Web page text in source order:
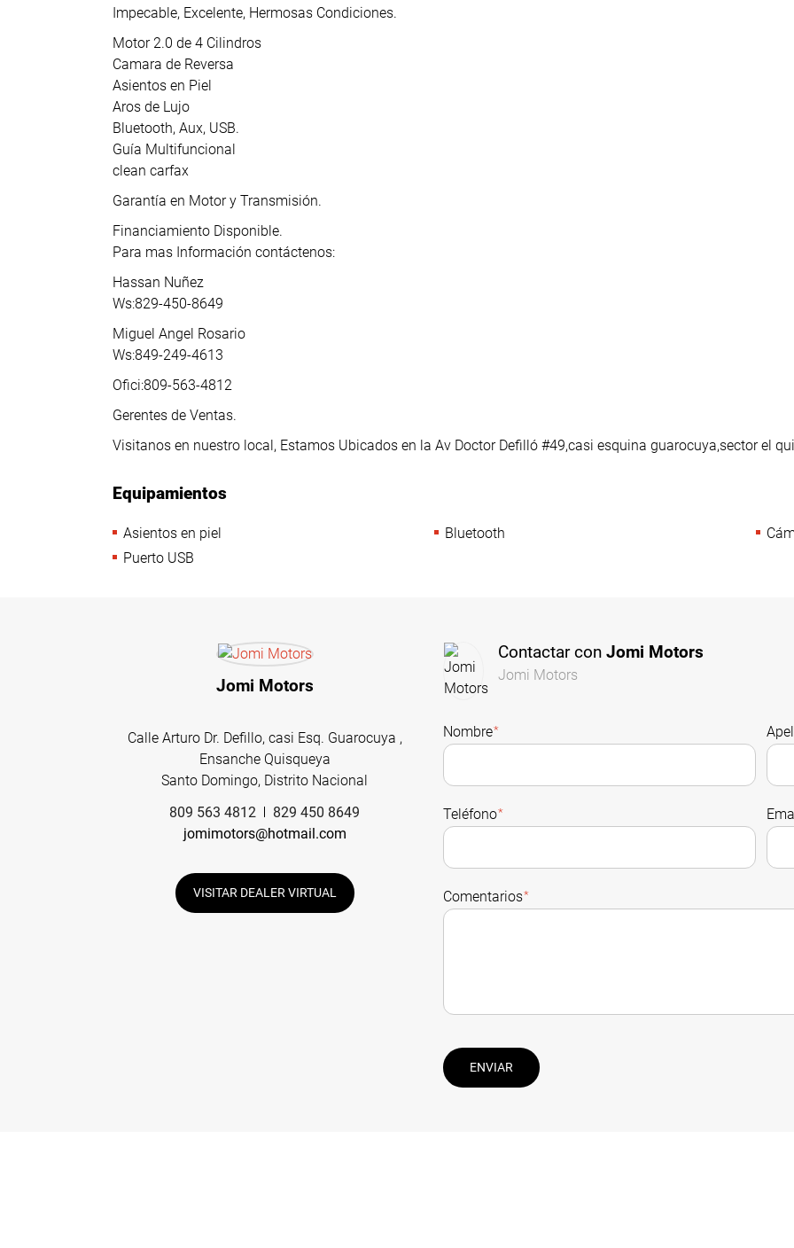
Impecable, Excelente, Hermosas Condiciones.
Motor 2.0 de 4 Cilindros
Camara de Reversa
Asientos en Piel
Aros de Lujo
Bluetooth, Aux, USB.
Guía Multifuncional
clean carfax
Garantía en Motor y Transmisión.
Financiamiento Disponible.
Para mas Información contáctenos:
Hassan Nuñez
Ws:829-450-8649
Miguel Angel Rosario
Ws:849-249-4613
Ofici:809-563-4812
Gerentes de Ventas.
Visitanos en nuestro local, Estamos Ubicados en la Av Doctor Defilló #49,casi esquina guarocuya,sector el
Equipamientos
Asientos en piel Bluetooth
Puerto USB
Jomi Motors
Calle Arturo Dr. Defillo, casi Esq. Guarocuya ,
Ensanche Quisqueya
Santo Domingo, Distrito Nacional
809 563 4812
829 450 8649
jomimotors@hotmail.com
VISITAR DEALER VIRTUAL
Contactar conJomi Motors
Jomi Motors
Nombre*
Teléfono*
Comentarios*
ENVIAR